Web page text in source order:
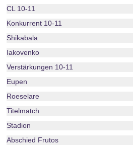
CL 10-11
Konkurrent 10-11
Shikabala
Iakovenko
Verstärkungen 10-11
Eupen
Roeselare
Titelmatch
Stadion
Abschied Frutos